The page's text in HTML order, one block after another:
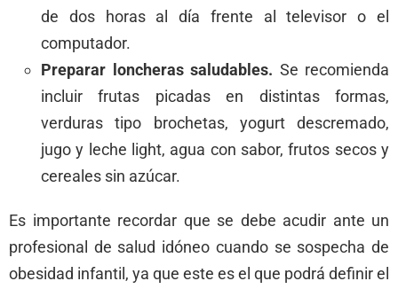
de dos horas al día frente al televisor o el
computador.
Preparar loncheras saludables. Se recomienda
incluir frutas picadas en distintas formas,
verduras tipo brochetas, yogurt descremado,
jugo y leche light, agua con sabor, frutos secos y
cereales sin azúcar.
Es importante recordar que se debe acudir ante un
profesional de salud idóneo cuando se sospecha de
obesidad infantil, ya que este es el que podrá definir el